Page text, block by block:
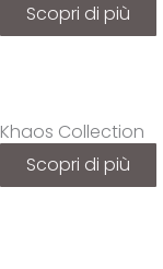
Scopri di più
Khaos Collection
Scopri di più